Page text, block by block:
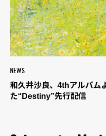
NEWS
和久井沙良、4thアルバム
た“Destiny”先行配信